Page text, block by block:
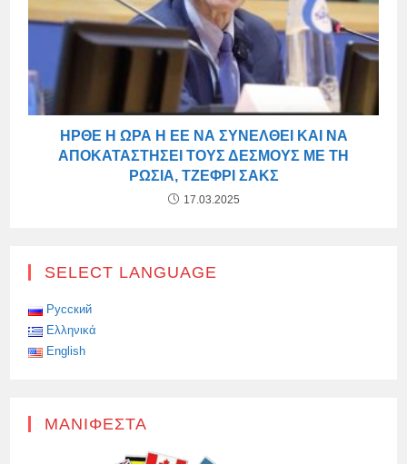
ΉΡΘΕ Η ΏΡΑ Η ΕΕ ΝΑ ΣΥΝΈΛΘΕΙ ΚΑΙ ΝΑ
ΑΠΟΚΑΤΑΣΤΉΣΕΙ ΤΟΥΣ ΔΕΣΜΟΎΣ ΜΕ ΤΗ
ΡΩΣΊΑ, ΤΖΈΦΡΙ ΣΑΚΣ
17.03.2025
SELECT LANGUAGE
Русский
Ελληνικά
English
ΜΑΝΙΦΈΣΤΑ